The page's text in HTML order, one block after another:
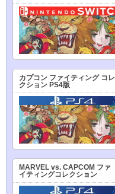
カプコン ファイティング コレ
クション PS4版
MARVEL vs. CAPCOM ファ
イティングコレクション